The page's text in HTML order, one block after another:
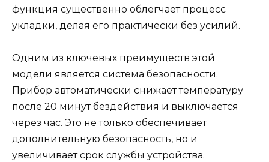
функция существенно облегчает процесс
укладки, делая его практически без усилий.
Одним из ключевых преимуществ этой
модели является система безопасности.
Прибор автоматически снижает температуру
после 20 минут бездействия и выключается
через час. Это не только обеспечивает
дополнительную безопасность, но и
увеличивает срок службы устройства.